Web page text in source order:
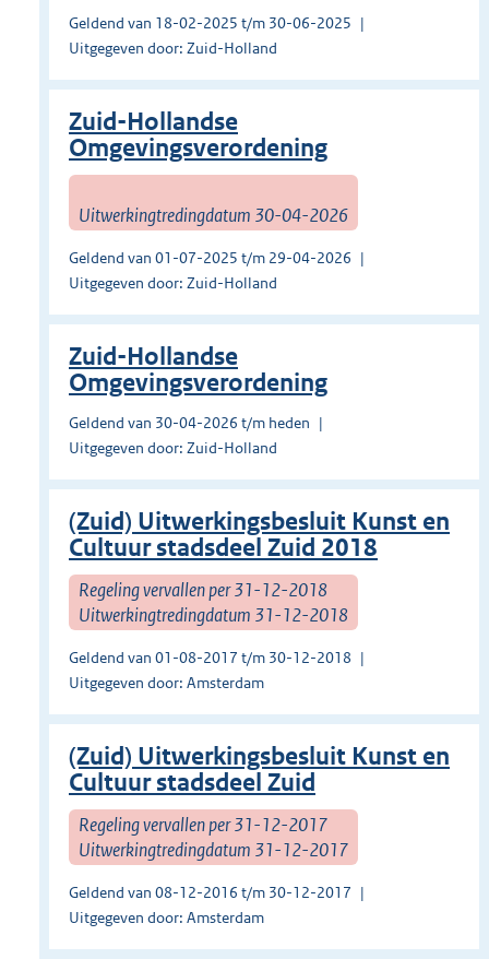
Geldend van 18-02-2025 t/m 30-06-2025
Uitgegeven door: Zuid-Holland
Zuid-Hollandse
Omgevingsverordening
Uitwerkingtredingdatum 30-04-2026
Geldend van 01-07-2025 t/m 29-04-2026
Uitgegeven door: Zuid-Holland
Zuid-Hollandse
Omgevingsverordening
Geldend van 30-04-2026 t/m heden
Uitgegeven door: Zuid-Holland
(Zuid) Uitwerkingsbesluit Kunst en
Cultuur stadsdeel Zuid 2018
Regeling vervallen per 31-12-2018
Uitwerkingtredingdatum 31-12-2018
Geldend van 01-08-2017 t/m 30-12-2018
Uitgegeven door: Amsterdam
(Zuid) Uitwerkingsbesluit Kunst en
Cultuur stadsdeel Zuid
Regeling vervallen per 31-12-2017
Uitwerkingtredingdatum 31-12-2017
Geldend van 08-12-2016 t/m 30-12-2017
Uitgegeven door: Amsterdam